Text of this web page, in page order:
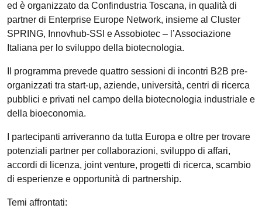
ed è organizzato da Confindustria Toscana, in qualità di
partner di Enterprise Europe Network, insieme al Cluster
SPRING, Innovhub-SSI e Assobiotec – l’Associazione
Italiana per lo sviluppo della biotecnologia.
Il programma prevede quattro sessioni di incontri B2B pre-
organizzati tra start-up, aziende, università, centri di ricerca
pubblici e privati nel campo della biotecnologia industriale e
della bioeconomia.
I partecipanti arriveranno da tutta Europa e oltre per trovare
potenziali partner per collaborazioni, sviluppo di affari,
accordi di licenza, joint venture, progetti di ricerca, scambio
di esperienze e opportunità di partnership.
Temi affrontati: